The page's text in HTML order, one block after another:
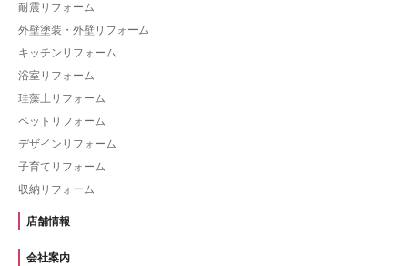
耐震リフォーム
外壁塗装・外壁リフォーム
キッチンリフォーム
浴室リフォーム
珪藻土リフォーム
ペットリフォーム
デザインリフォーム
子育てリフォーム
収納リフォーム
店舗情報
会社案内